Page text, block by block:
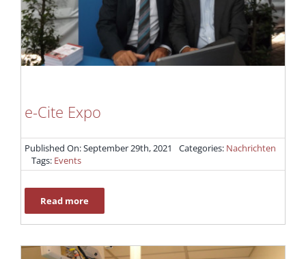
e-Cite Expo
Published On: September 29th, 2021 Categories: Nachrichten
Tags: Events
Read more